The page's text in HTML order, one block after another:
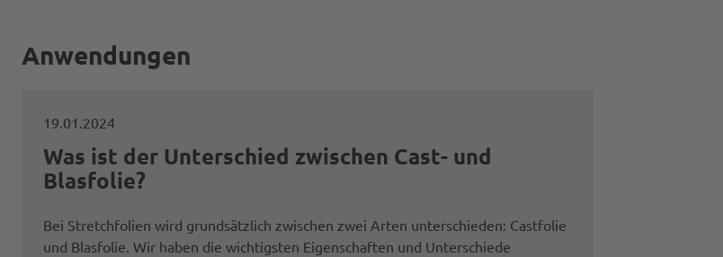
Anwendungen
19.01.2024
Was ist der Unterschied zwischen Cast- und
Blasfolie?
Bei Stretchfolien wird grundsätzlich zwischen zwei Arten unterschieden: Castfolie
und Blasfolie. Wir haben die wichtigsten Eigenschaften und Unterschiede